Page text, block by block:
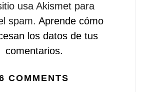
usa Akismet para
spam. Aprende cómo
los datos de tus
comentarios.
COMMENTS